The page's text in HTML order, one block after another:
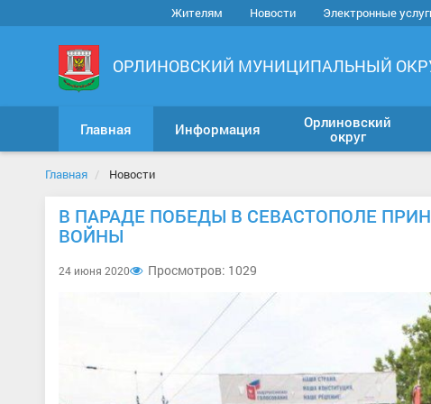
Жителям Новости Электронные
ОРЛИНОВСКИЙ МУНИЦИПАЛЬНЫЙ
Главная Информация
Орлиновский
округ
Главная Новости
В ПАРАДЕ ПОБЕДЫ В СЕВАСТОПОЛЕ
ВОЙНЫ
24 июня 2020 Просмотров: 1029